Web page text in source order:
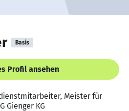
Basis
Profil ansehen
Meister für
Gienger KG